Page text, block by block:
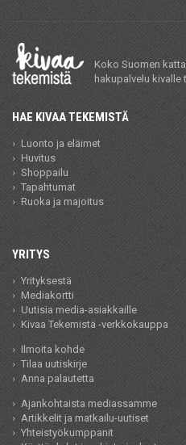
Koko Suomen
hakupalvelu kivalle
HAE KIVAA TEKEMISTÄ
Luonto ja eläimet
Huvitus
Shoppailu
Tapahtumat
Ruoka ja majoitus
YRITYS
Yrityksestä
Mediakortti
Uutisia media-asiakkaille
Kivaa Tekemistä -verkkokauppa
Ilmoita kohde
Tilaa uutiskirje
Anna palautetta
Ajankohtaista mediassamme
Artikkelit ja matkailu-uutiset
Yhteistyökumppanit